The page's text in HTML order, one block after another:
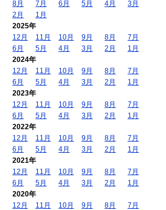
8月
7月 6月 5月 4月
3月
2月
1月
2025年
12月
11月 10月 9月 8月
7月
6月
5月 4月 3月 2月
1月
2024年
12月
11月 10月 9月 8月
7月
6月
5月 4月 3月 2月
1月
2023年
12月
11月 10月 9月 8月
7月
6月
5月 4月 3月 2月
1月
2022年
12月
11月 10月 9月 8月
7月
6月
5月 4月 3月 2月
1月
2021年
12月
11月 10月 9月 8月
7月
6月
5月 4月 3月 2月
1月
2020年
12月
11月 10月 9月 8月
7月